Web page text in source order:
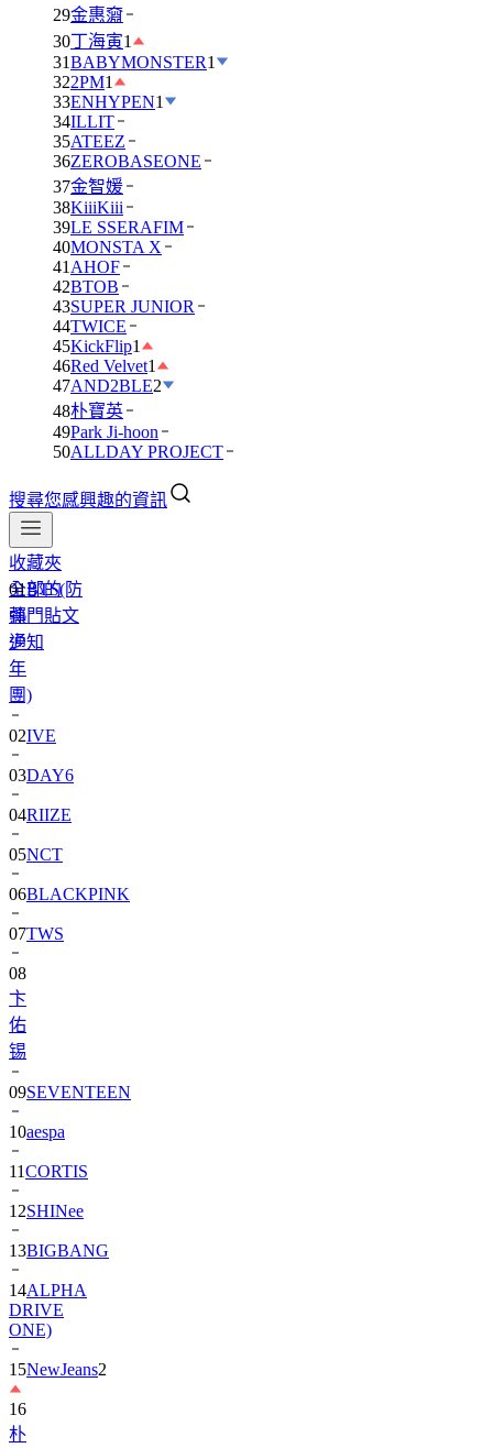
29金惠奫
30丁海寅1
31BABYMONSTER1
322PM1
33ENHYPEN1
34ILLIT
35ATEEZ
36ZEROBASEONE
37金智媛
38KiiiKiii
39LE SSERAFIM
40MONSTA X
41 AHOF
42BTOB
43SUPER JUNIOR
44TWICE
45KickFlip1
46Red Velvet1
47AND2BLE2
48朴寶英
49Park Ji-hoon
50ALLDAY PROJECT
搜尋您感興趣的資訊
收藏夾
全部的
熱門貼文
通知
01BTS(防
彈
少
年
團)
02IVE
03DAY6
04RIIZE
05NCT
06BLACKPINK
07TWS
08
卞
佑
锡
09SEVENTEEN
10aespa
11CORTIS
12SHINee
13BIGBANG
14ALPHA
DRIVE
ONE)
15NewJeans2
16
朴